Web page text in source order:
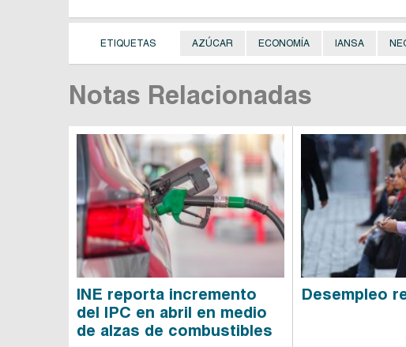
ETIQUETAS AZÚCAR ECONOMÍA IANSA
Notas Relacionadas
INE reporta incremento
del IPC en abril en medio
de alzas de combustibles
Desempleo